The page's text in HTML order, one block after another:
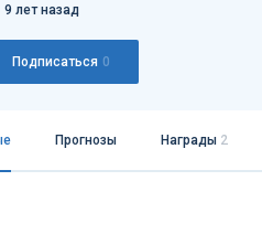
9 лет назад
Подписаться 0
Прогнозы Награды 2